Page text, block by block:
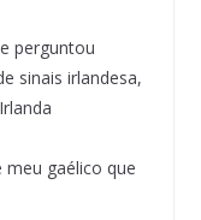
perguntou
sinais irlandesa,
gaélico que